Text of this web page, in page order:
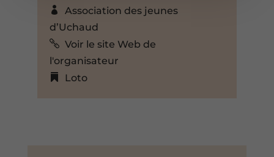
Association des jeunes
d’Uchaud
Voir le site Web de
l'organisateur
Loto